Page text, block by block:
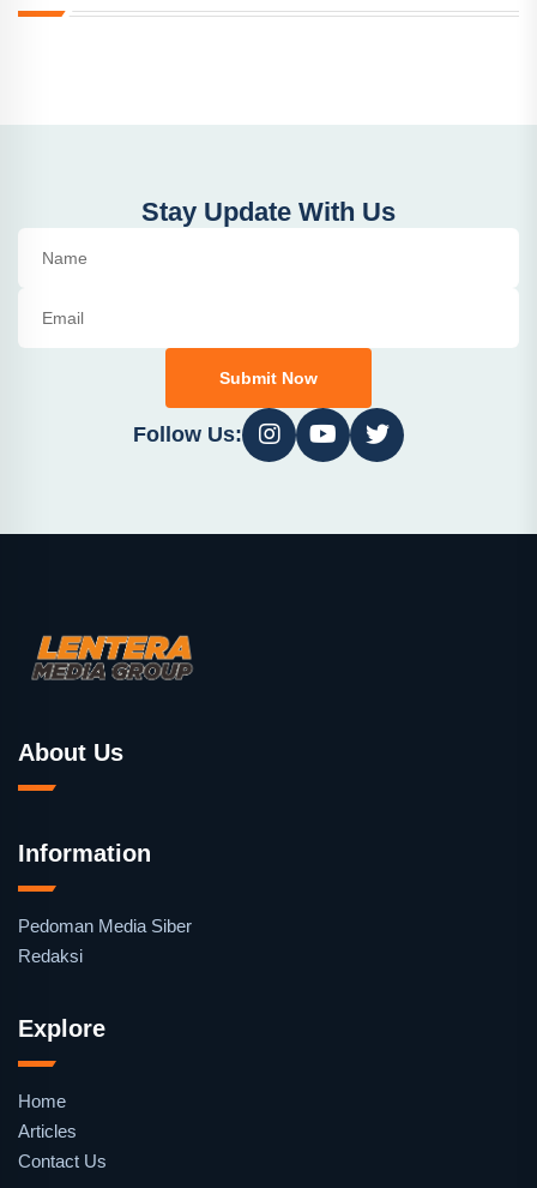
Stay Update With Us
Submit Now
Follow Us:
About Us
Information
Pedoman Media Siber
Redaksi
Explore
Home
Articles
Contact Us